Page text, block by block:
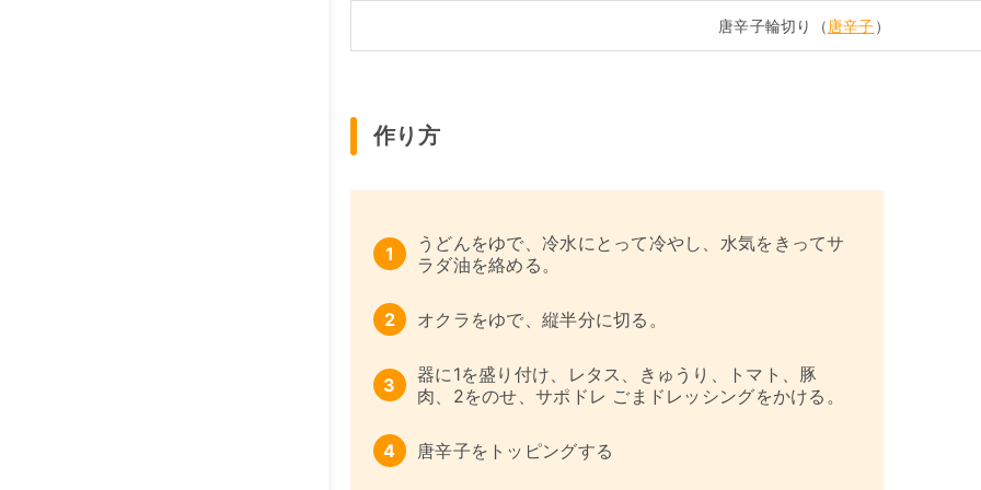
唐辛子輪切り（ 唐辛子）
作り方
うどんをゆで、冷水にとって冷やし、水気をきってサ
ラダ油を絡める。
オクラをゆで、縦半分に切る。
器に1を盛り付け、レタス、きゅうり、トマト、豚
肉、2をのせ、サポドレ ごまドレッシングをかける。
唐辛子をトッピングする